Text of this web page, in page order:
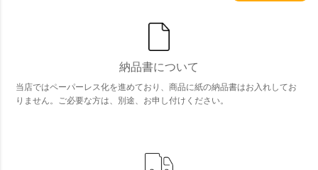
納品書について
当店ではペーパーレス化を進めており、商品に紙の納品書はお入れしてお
りません。ご必要な方は、別途、お申し付けください。